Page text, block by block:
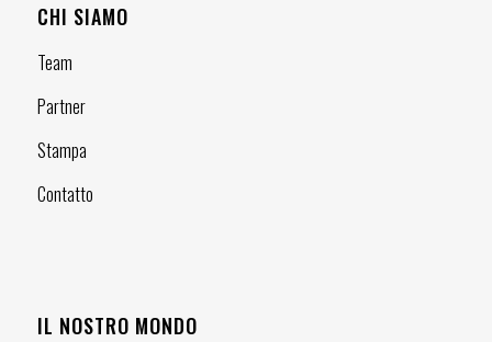
CHI SIAMO
Team
Partner
Stampa
Contatto
IL NOSTRO MONDO